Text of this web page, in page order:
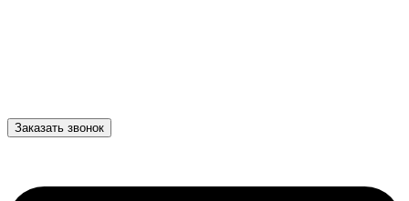
Заказать звонок